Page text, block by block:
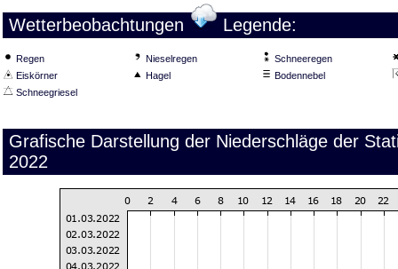
Wetterbeobachtungen Legende:
Regen Nieselregen
Schneeregen
Eiskörner
Hagel
Bodennebel
Schneegriesel
Grafische Darstellung der Niederschläge der
2022